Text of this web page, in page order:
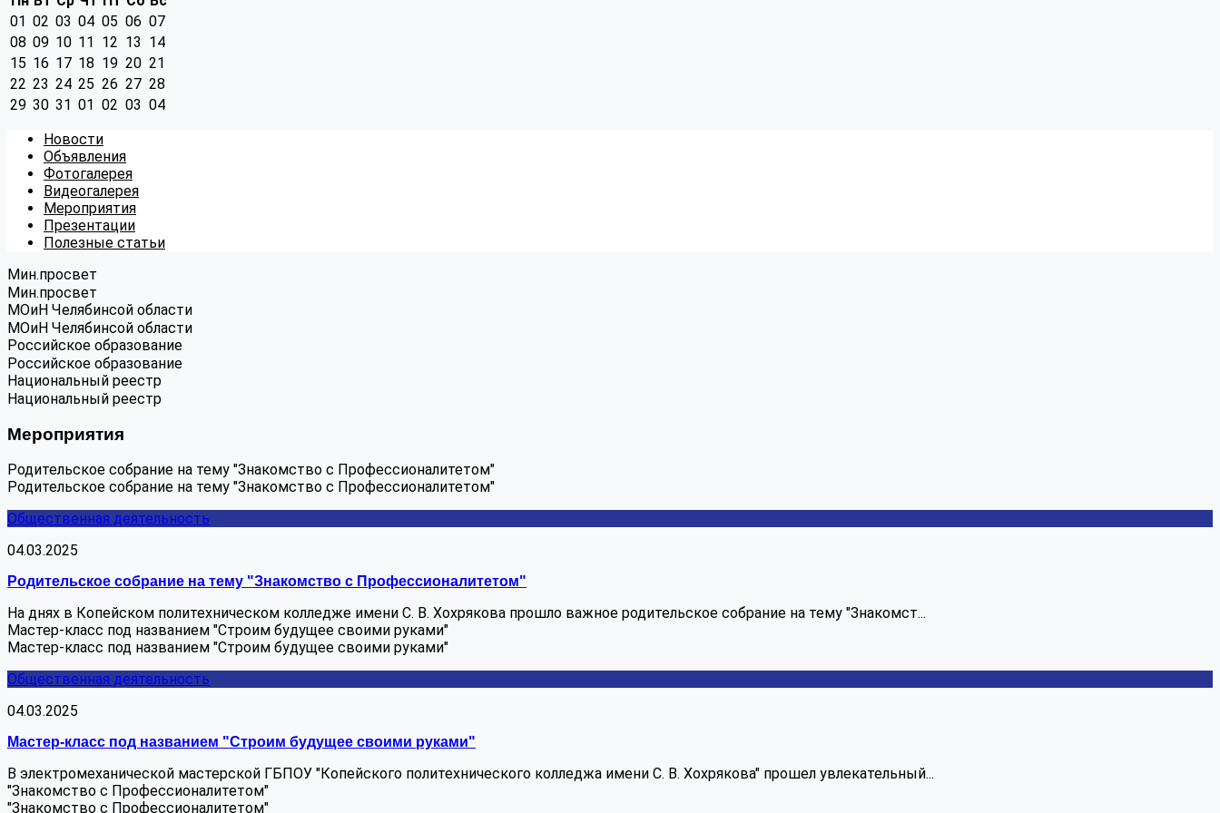
01 02 03 04 05 06 07
08 09 10 11 12 13 14
15 16 17 18 19 20 21
22 23 24 25 26 27 28
29 30 31 01 02 03 04
Новости
Объявления
Фотогалерея
Видеогалерея
Мероприятия
Презентации
Полезные статьи
Мин.просвет
Мин.просвет
МОиН Челябинсой области
МОиН Челябинсой области
Российское образование
Российское образование
Национальный реестр
Национальный реестр
Мероприятия
Родительское собрание на тему "Знакомство с Профессионалитетом"
Родительское собрание на тему "Знакомство с Профессионалитетом"
Общественная деятельность
04.03.2025
Родительское собрание на тему "Знакомство с Профессионалитетом"
На днях в Копейском политехническом колледже имени С. В. Хохрякова прошло важное родительское собрание на тему "Знакомст...
Мастер-класс под названием "Строим будущее своими руками"
Мастер-класс под названием "Строим будущее своими руками"
Общественная деятельность
04.03.2025
Мастер-класс под названием "Строим будущее своими руками"
В электромеханической мастерской ГБПОУ "Копейского политехнического колледжа имени С. В. Хохрякова" прошел увлекательный...
"Знакомство с Профессионалитетом"
"Знакомство с Профессионалитетом"